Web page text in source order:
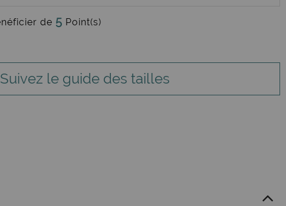
de 5 Point(s)
Suivez le guide des tailles